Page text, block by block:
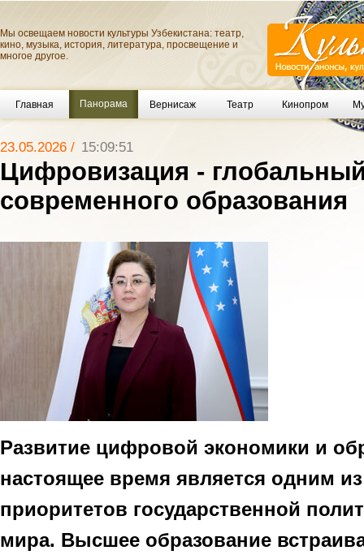
Мы освещаем новости культуры Узбекистана: театр,
кино, музыка, история, литература, просвещение и
многое другое.
Главная Панорама Вернисаж Театр Кинопром
23.05.2026 / 15:09:51
Цифровизация -
современного образования
Развитие цифровой экономики и
настоящее время является одним
приоритетов государственной
мира. Высшее образование